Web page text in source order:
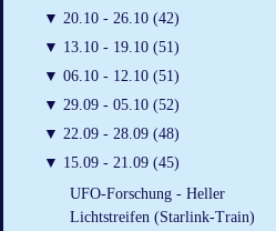
▼ 20.10 - 26.10 (42)
▼ 13.10 - 19.10 (51)
▼ 06.10 - 12.10 (51)
▼ 29.09 - 05.10 (52)
▼ 22.09 - 28.09 (48)
▼ 15.09 - 21.09 (45)
UFO-Forschung - Heller
Lichtstreifen (Starlink-Train)